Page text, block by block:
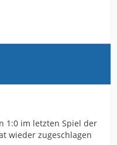
1:0 im letzten Spiel der
wieder zugeschlagen